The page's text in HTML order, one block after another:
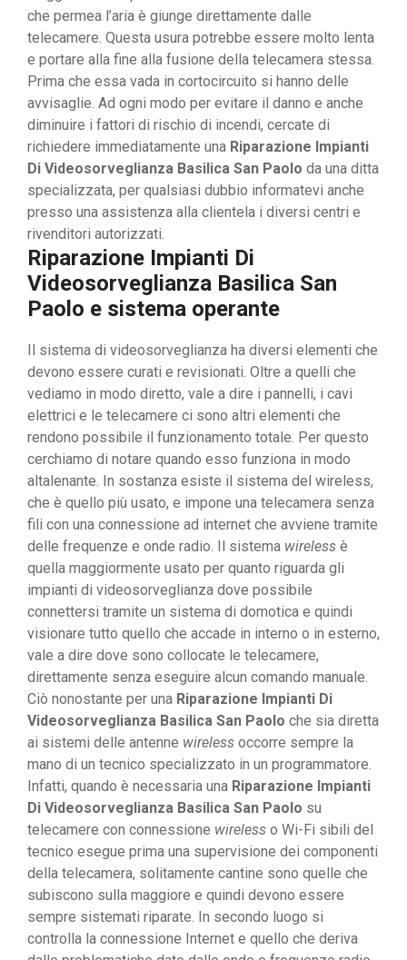
che permea l’aria è giunge direttamente dalle
telecamere. Questa usura potrebbe essere molto lenta
e portare alla fine alla fusione della telecamera stessa.
Prima che essa vada in cortocircuito si hanno delle
avvisaglie. Ad ogni modo per evitare il danno e anche
diminuire i fattori di rischio di incendi, cercate di
richiedere immediatamente una Riparazione Impianti
Di Videosorveglianza Basilica San Paolo da una ditta
specializzata, per qualsiasi dubbio informatevi anche
presso una assistenza alla clientela i diversi centri e
rivenditori autorizzati.
Riparazione Impianti Di
Videosorveglianza Basilica San
Paolo e sistema operante
Il sistema di videosorveglianza ha diversi elementi che
devono essere curati e revisionati. Oltre a quelli che
vediamo in modo diretto, vale a dire i pannelli, i cavi
elettrici e le telecamere ci sono altri elementi che
rendono possibile il funzionamento totale. Per questo
cerchiamo di notare quando esso funziona in modo
altalenante. In sostanza esiste il sistema del wireless,
che è quello più usato, e impone una telecamera senza
fili con una connessione ad internet che avviene tramite
delle frequenze e onde radio. Il sistema wireless è
quella maggiormente usato per quanto riguarda gli
impianti di videosorveglianza dove possibile
connettersi tramite un sistema di domotica e quindi
visionare tutto quello che accade in interno o in esterno,
vale a dire dove sono collocate le telecamere,
direttamente senza eseguire alcun comando manuale.
Ciò nonostante per una Riparazione Impianti Di
Videosorveglianza Basilica San Paolo che sia diretta
ai sistemi delle antenne wireless occorre sempre la
mano di un tecnico specializzato in un programmatore.
Infatti, quando è necessaria una Riparazione Impianti
Di Videosorveglianza Basilica San Paolo su
telecamere con connessione wireless o Wi-Fi sibili del
tecnico esegue prima una supervisione dei componenti
della telecamera, solitamente cantine sono quelle che
subiscono sulla maggiore e quindi devono essere
sempre sistemati riparate. In secondo luogo si
controlla la connessione Internet e quello che deriva